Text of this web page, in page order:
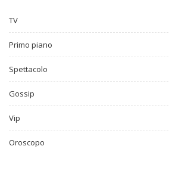
TV
Primo piano
Spettacolo
Gossip
Vip
Oroscopo